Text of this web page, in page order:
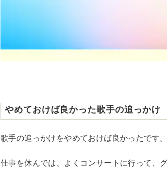
やめておけば良かった歌手の追っかけ
歌手の追っかけをやめておけば良かったです。
仕事を休んでは、よくコンサートに行って、